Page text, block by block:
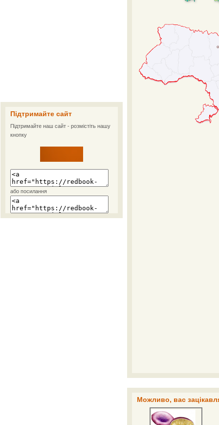
Підтримайте сайт
Підтримайте наш сайт - розмістіть нашу
кнопку
або посилання
Можливо, вас